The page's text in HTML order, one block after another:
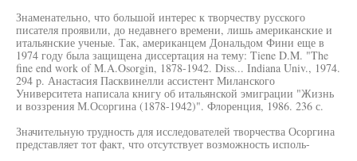
Знаменательно, что большой интерес к творчеству русского
писателя проявили, до недавнего времени, лишь американские и
итальянские ученые. Так, американцем Дональдом Фини еще в
1974 году была защищена диссертация на тему: Tiene D.M. "The
fine end work of M.A.Osorgin, 1878-1942. Diss... Indiana Univ., 1974.
294 p. Анастасия Пасквинелли ассистент Миланского
Университета написала книгу об итальянской эмиграции "Жизнь
и воззрения М.Осоргина (1878-1942)". Флоренция, 1986. 236 с.
Значительную трудность для исследователей творчества Осоргина
представляет тот факт, что отсутствует возможность исполь-